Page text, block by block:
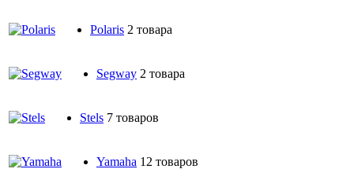
Polaris 2 товара
Segway 2 товара
Stels 7 товаров
Yamaha 12 товаров